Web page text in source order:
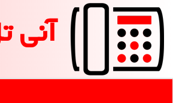
آنی